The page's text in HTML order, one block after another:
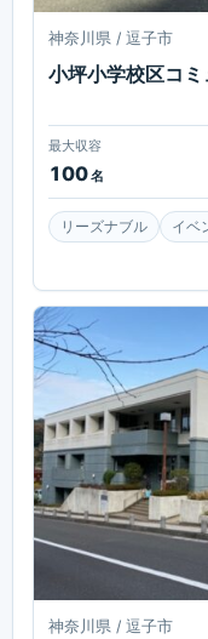
神奈川県 / 逗子市
小坪小学校区コ
最大収容
100名
リーズナブル イベ
神奈川県 / 逗子市